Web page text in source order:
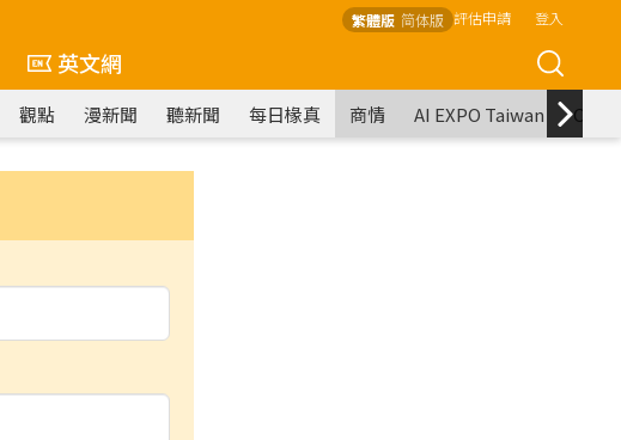
繁體版 简体版 評估申請 登入
英文網
觀點 漫新聞 聽新聞 每日椽真 商情 AI EXPO Taiwan